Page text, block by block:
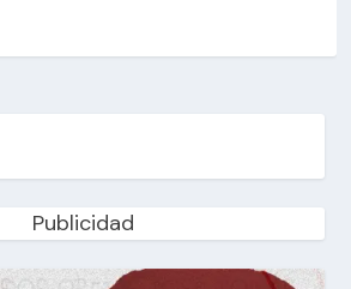
Publicidad